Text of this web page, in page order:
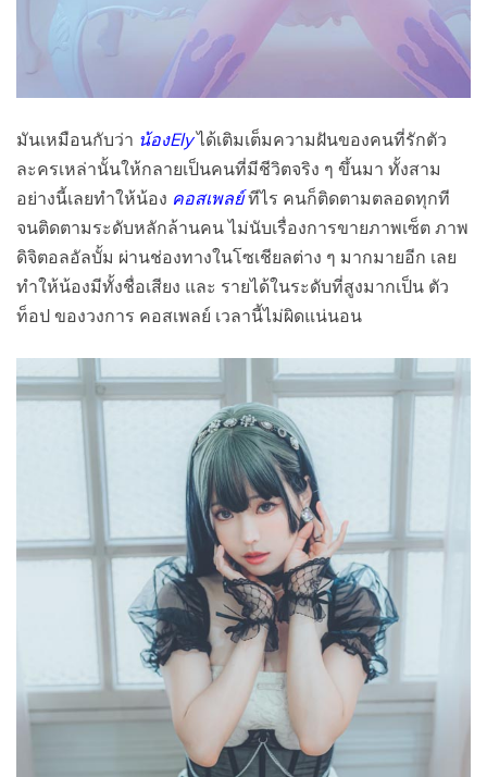
มันเหมือนกับว่า น้องElyได้เติมเต็มความฝันของคนที่รักตัว
ละครเหล่านั้นให้กลายเป็นคนที่มีชีวิตจริง ๆ ขึ้นมา ทั้งสาม
อย่างนี้เลยทำให้น้อง คอสเพลย์ ทีไร คนก็ติดตามตลอดทุกที
จนติดตามระดับหลักล้านคน ไม่นับเรื่องการขายภาพเซ็ต ภาพ
ดิจิตอลอัลบั้ม ผ่านช่องทางในโซเชียลต่าง ๆ มากมายอีก เลย
ทำให้น้องมีทั้งชื่อเสียง และ รายได้ในระดับที่สูงมากเป็น ตัว
ท็อป ของวงการ คอสเพลย์ เวลานี้ไม่ผิดแน่นอน